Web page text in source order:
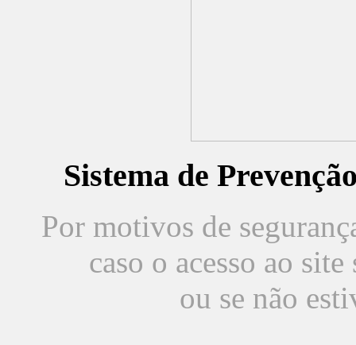
Sistema de
Por motivos de
caso o acesso ao
ou se não